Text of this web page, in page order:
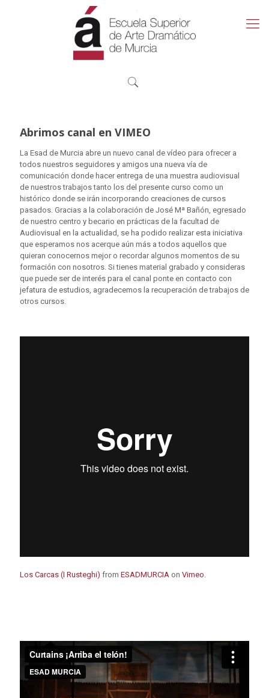
Abrimos canal en VIMEO
La Esad de Murcia abre un nuevo canal de vídeo para ofrecer a
todos nuestros seguidores y amigos una nueva vía de
comunicación donde hacer entrega de una muestra audiovisual
de nuestros trabajos tanto los del presente curso como un
histórico donde se irán incorporando creaciones de cursos
pasados. Gracias a la colaboración de José Mª Bañón, egresado
de nuestro centro y becario en prácticas de la facultad de
Audiovisual en la actualidad, se ha podido realizar esta iniciativa
que esperamos nos acerque aún más a todos aquellos que
quieran conocernos mejor o recordar algunos momentos de su
formación con nosotros. Si tienes material grabado y consideras
que puede ser de interés para el canal ponte en contacto con
jefatura de estudios, agradecemos la recuperación de trabajos de
otros cursos.
Los Carcas (I Rusteghi) from ESADMURCIA on Vimeo.